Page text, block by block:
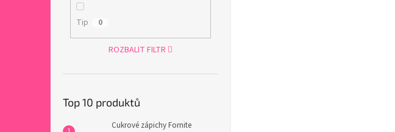
Tip 0
ROZBALIT FILTR
Top 10 produktů
Cukrové zápichy Fornite